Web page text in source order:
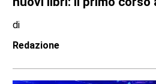
«Chiedo perdono, un
Ma le indagini scavano
di
Redazione